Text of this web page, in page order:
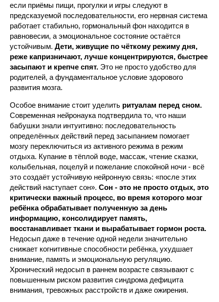
если приёмы пищи, прогулки и игры следуют в
предсказуемой последовательности, его нервная система
работает стабильно, гормональный фон находится в
равновесии, а эмоциональное состояние остаётся
устойчивым. Дети, живущие по чёткому режиму дня,
реже капризничают, лучше концентрируются, быстрее
засыпают и крепче спят. Это не просто удобство для
родителей, а фундаментальное условие здорового
развития мозга.
Особое внимание стоит уделить ритуалам перед сном.
Современная нейронаука подтвердила то, что наши
бабушки знали интуитивно: последовательность
определённых действий перед засыпанием помогает
мозгу переключиться из активного режима в режим
отдыха. Купание в тёплой воде, массаж, чтение сказки,
колыбельная, поцелуй и пожелание спокойной ночи - всё
это создаёт устойчивую нейронную связь: «после этих
действий наступает сон». Сон - это не просто отдых, это
критически важный процесс, во время которого мозг
ребёнка обрабатывает полученную за день
информацию, консолидирует память,
восстанавливает ткани и вырабатывает гормон роста.
Недосып даже в течение одной недели значительно
снижает когнитивные способности ребёнка, ухудшает
внимание, память и эмоциональную регуляцию.
Хронический недосып в раннем возрасте связывают с
повышенным риском развития синдрома дефицита
внимания, тревожных расстройств и даже ожирения.